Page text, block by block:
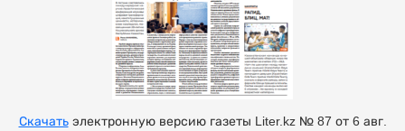
Скачатьэлектронную версию газеты Liter.kz № 87 от 6 авг.